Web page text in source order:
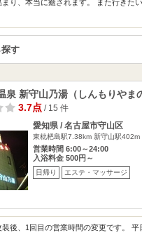
まり、本当に癒されます。 また行きたい
す
泉 新守山乃湯（しんもりやま
3.7点/ 15 件
愛知県 / 名古屋市守山区
東枇杷島駅7.38km 新守山駅402m
営業時間 6:00～24:00
入浴料金 500円～
日帰り エステ・マッサージ
装後、1回目の営業時間の変更です。